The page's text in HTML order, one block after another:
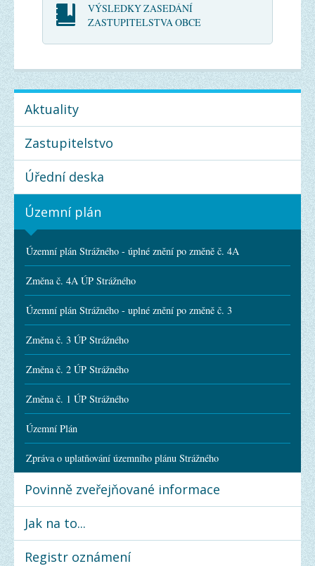
VÝSLEDKY ZASEDÁNÍ
ZASTUPITELSTVA OBCE
Aktuality
Zastupitelstvo
Úřední deska
Územní plán
Územní plán Strážného - úplné znění po změně č. 4A
Změna č. 4A ÚP Strážného
Územní plán Strážného - uplné znění po změně č. 3
Změna č. 3 ÚP Strážného
Změna č. 2 ÚP Strážného
Změna č. 1 ÚP Strážného
Územní Plán
Zpráva o uplatňování územního plánu Strážného
Povinně zveřejňované informace
Jak na to...
Registr oznámení